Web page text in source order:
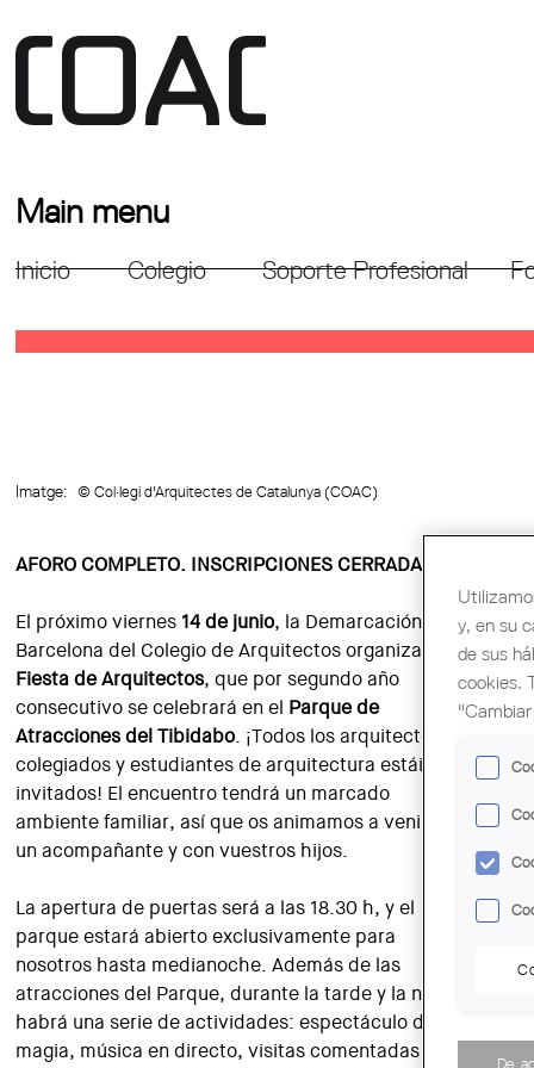
Main menu
Inicio Colegio Soporte Profesional
Imatge: © Col·legi d'Arquitectes de Catalunya (COAC)
AFORO COMPLETO. INSCRIPCIONES CERRADAS
El próximo viernes 14 de junio, la Demarcación de
Barcelona del Colegio de Arquitectos organiza la
Fiesta de Arquitectos, que por segundo año
consecutivo se celebrará en el Parque de
Atracciones del Tibidabo. ¡Todos los arquitectos
colegiados y estudiantes de arquitectura estáis
invitados! El encuentro tendrá un marcado
ambiente familiar, así que os animamos a venir con
un acompañante y con vuestros hijos.
La apertura de puertas será a las 18.30 h, y el
parque estará abierto exclusivamente para
nosotros hasta medianoche. Además de las
atracciones del Parque, durante la tarde y la noche
habrá una serie de actividades: espectáculo de
magia, música en directo, visitas comentadas en
y, en su
de sus
cookies.
De